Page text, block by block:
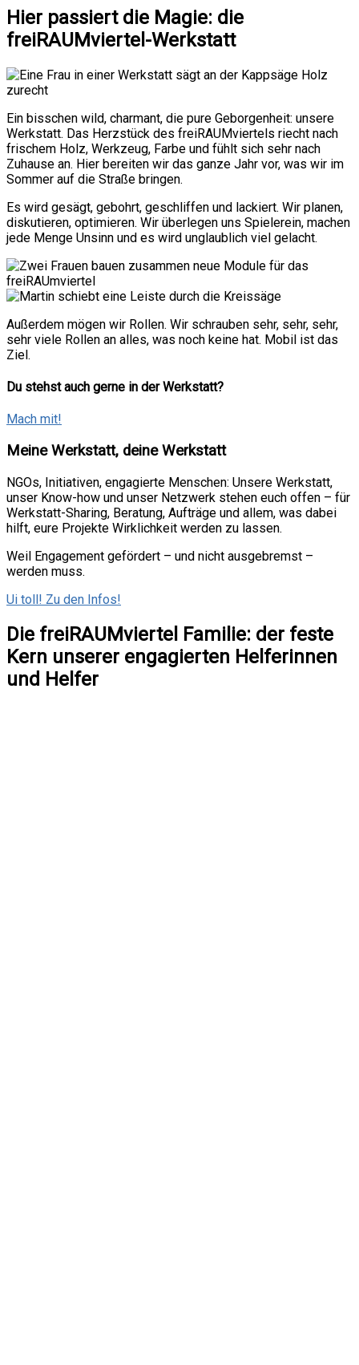
Hier passiert die Magie: die
freiRAUMviertel-Werkstatt
Ein bisschen wild, charmant, die pure Geborgenheit: unsere
Werkstatt. Das Herzstück des freiRAUMviertels riecht nach
frischem Holz, Werkzeug, Farbe und fühlt sich sehr nach
Zuhause an. Hier bereiten wir das ganze Jahr vor, was wir im
Sommer auf die Straße bringen.
Es wird gesägt, gebohrt, geschliffen und lackiert. Wir planen,
diskutieren, optimieren. Wir überlegen uns Spielerein, machen
jede Menge Unsinn und es wird unglaublich viel gelacht.
Außerdem mögen wir Rollen. Wir schrauben sehr, sehr, sehr,
sehr viele Rollen an alles, was noch keine hat. Mobil ist das
Ziel.
Du stehst auch gerne in der Werkstatt?
Mach mit!
Meine Werkstatt, deine Werkstatt
NGOs, Initiativen, engagierte Menschen: Unsere Werkstatt,
unser Know-how und unser Netzwerk stehen euch offen – für
Werkstatt-Sharing, Beratung, Aufträge und allem, was dabei
hilft, eure Projekte Wirklichkeit werden zu lassen.
Weil Engagement gefördert – und nicht ausgebremst –
werden muss.
Ui toll! Zu den Infos!
Die freiRAUMviertel Familie: der feste
Kern unserer engagierten Helferinnen
und Helfer